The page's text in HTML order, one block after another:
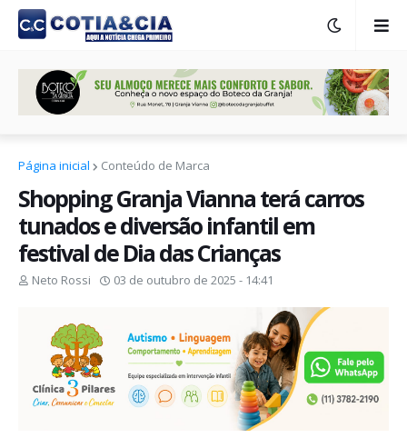
Página inicial Conteúdo de Marca
Shopping Granja Vianna terá carros
tunados e diversão infantil em
festival de Dia das Crianças
Neto Rossi 03 de outubro de 2025 - 14:41